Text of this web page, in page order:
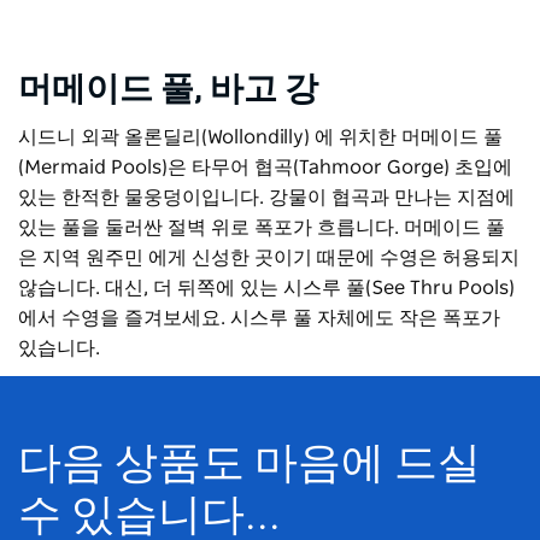
머메이드 풀, 바고 강
시드니 외곽 올론딜리(Wollondilly) 에 위치한 머메이드 풀
(Mermaid Pools)은 타무어 협곡(Tahmoor Gorge) 초입에
있는 한적한 물웅덩이입니다. 강물이 협곡과 만나는 지점에
있는 풀을 둘러싼 절벽 위로 폭포가 흐릅니다. 머메이드 풀
은 지역 원주민 에게 신성한 곳이기 때문에 수영은 허용되지
않습니다. 대신, 더 뒤쪽에 있는 시스루 풀(See Thru Pools)
에서 수영을 즐겨보세요. 시스루 풀 자체에도 작은 폭포가
있습니다.
다음 상품도 마음에 드실
수 있습니다...